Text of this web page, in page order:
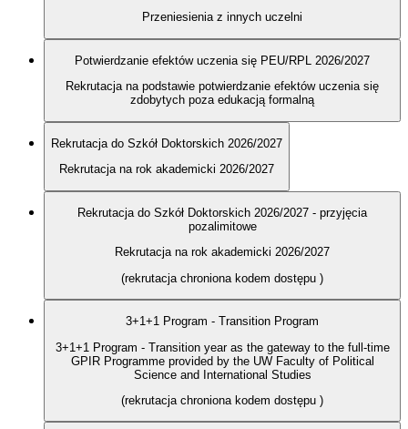
Przeniesienia z innych uczelni
Potwierdzanie efektów uczenia się PEU/RPL 2026/2027
Rekrutacja na podstawie potwierdzanie efektów uczenia się
zdobytych poza edukacją formalną
Rekrutacja do Szkół Doktorskich 2026/2027
Rekrutacja na rok akademicki 2026/2027
Rekrutacja do Szkół Doktorskich 2026/2027 - przyjęcia
pozalimitowe
Rekrutacja na rok akademicki 2026/2027
(rekrutacja chroniona kodem dostępu )
3+1+1 Program - Transition Program
3+1+1 Program - Transition year as the gateway to the full-time
GPIR Programme provided by the UW Faculty of Political
Science and International Studies
(rekrutacja chroniona kodem dostępu )